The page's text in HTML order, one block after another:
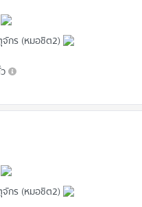
กร (หมอชิต2)
กร (หมอชิต2)